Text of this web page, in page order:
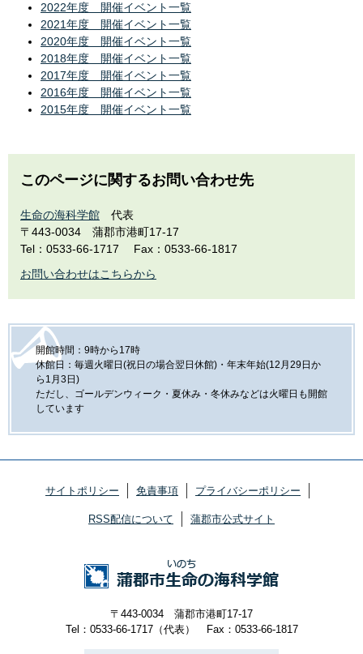
2022年度 開催イベント一覧
2021年度 開催イベント一覧
2020年度 開催イベント一覧
2018年度 開催イベント一覧
2017年度 開催イベント一覧
2016年度 開催イベント一覧
2015年度 開催イベント一覧
このページに関するお問い合わせ先
生命の海科学館
代表
〒443-0034
蒲郡市港町17-17
Tel：0533-66-1717
Fax：0533-66-1817
お問い合わせはこちらから
開館時間：9時から17時
休館日：毎週火曜日(祝日の場合翌日休館)・年末年始(12月29日か
ら1月3日)
ただし、ゴールデンウィーク・夏休み・冬休みなどは火曜日も開館
しています
サイトポリシー 免責事項 プライバシーポリシー
RSS配信について 蒲郡市公式サイト
〒443-0034 蒲郡市港町17-17
Tel：0533-66-1717（代表）
Fax：0533-66-1817